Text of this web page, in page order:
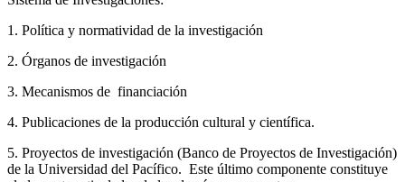
1. Política y normatividad de la investigación
2. Órganos de investigación
3. Mecanismos de financiación
4. Publicaciones de la producción cultural y científica.
5. Proyectos de investigación (Banco de Proyectos de Investigación)
de la Universidad del Pacífico. Este último componente constituye